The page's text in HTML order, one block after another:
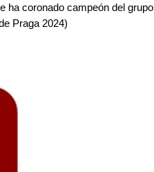
ha coronado campeón del grupo
Praga 2024)